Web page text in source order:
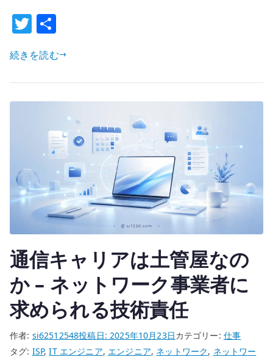
く
浅
い
に
の
文
化
と
役
割
設
計
T
w
it
te
r
続きを読む
通信キャリアは土管屋なの
か – ネットワーク事業者に
求められる技術責任
作者: si62512548投稿日:2025年10月23日カテゴリー: 仕事
タグ: ISP,IT エンジニア, エンジニア, ネットワーク, ネットワー